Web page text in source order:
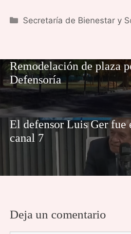
Categorías
Secretaría de Bienestar y
Remodelación de plaza
Defensoría
El defensor Luis Ger fue
canal 7
Deja un comentario